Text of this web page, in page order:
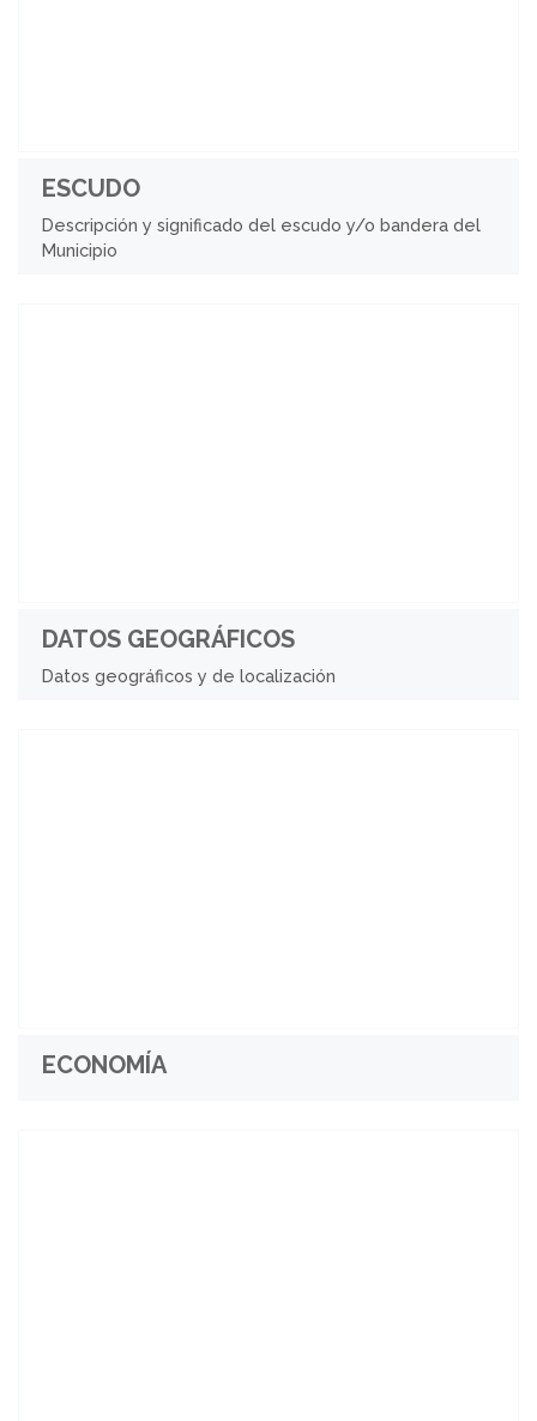
ESCUDO
Descripción y significado del escudo y/o bandera del
Municipio
DATOS GEOGRÁFICOS
Datos geográficos y de localización
ECONOMÍA